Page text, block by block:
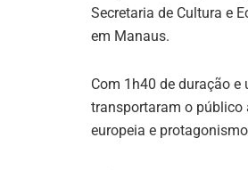
Secretaria de Cultura e
em Manaus.
Com 1h40 de duração
transportaram o público
europeia e